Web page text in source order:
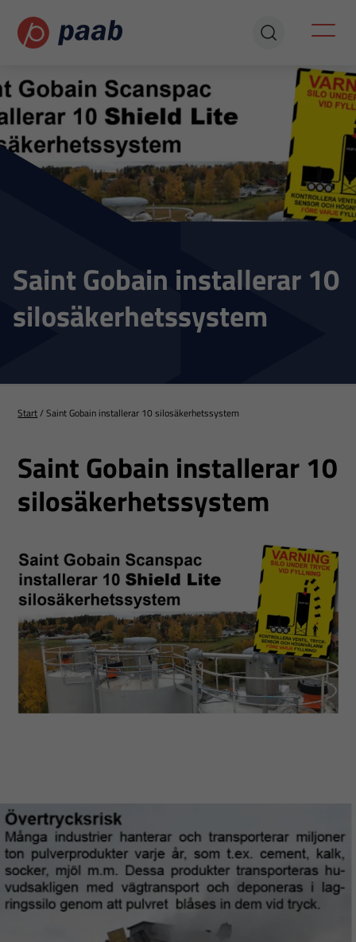
Saint Gobain installerar 10
silosäkerhetssystem
Start/Saint Gobain installerar 10 silosäkerhetssystem
Saint Gobain installerar 10
silosäkerhetssystem